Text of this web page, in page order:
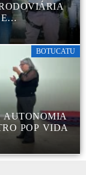
BOTUCATU
AUTONOMIA
POP VIDA